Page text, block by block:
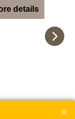
details